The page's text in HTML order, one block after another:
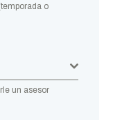
o
un asesor